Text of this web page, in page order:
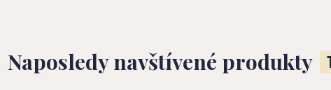
Naposledy navštívené produkty